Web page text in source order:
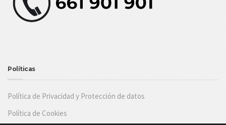
Políticas
Política de Privacidad y Protección de datos
Política de Cookies